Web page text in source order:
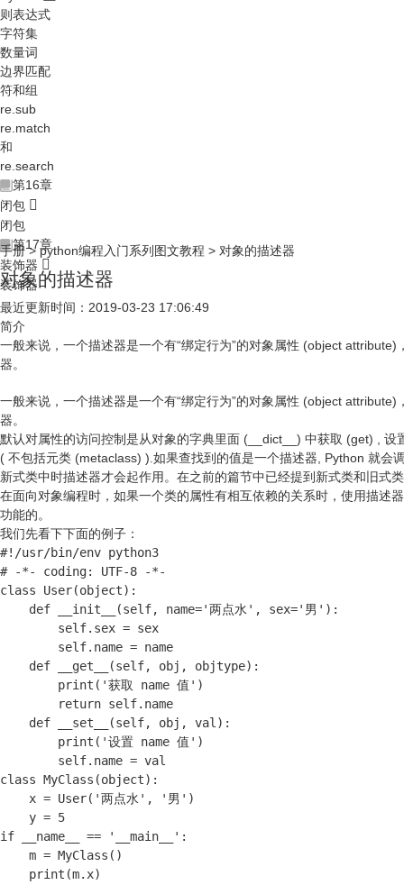
则表达式
字符集
数量词
边界匹配
符和组
re.sub
re.match
和
re.search
第16章
闭包
闭包
第17章
装饰器
装饰器
手册 > python编程入门系列图文教程 > 对象的描述器
对象的描述器
最近更新时间：2019-03-23 17:06:49
简介
一般来说，一个描述器是一个有“绑定行为”的对象属性 (object
器。
一般来说，一个描述器是一个有“绑定行为”的对象属性 (object
器。
默认对属性的访问控制是从对象的字典里面 (__dict__) 中获取 (get) ,
( 不包括元类 (metaclass) ).如果查找到的值是一个描述器, Python 就会
新式类中时描述器才会起作用。在之前的篇节中已经提到新式类和旧
在面向对象编程时，如果一个类的属性有相互依赖的关系时，使用描
功能的。
我们先看下下面的例子：
#!/usr/bin/env python3
# -*- coding: UTF-8 -*-
class User(object):
def __init__(self, name='两点水', sex='男'):
self.sex = sex
self.name = name
def __get__(self, obj, objtype):
print('获取 name 值')
return self.name
def __set__(self, obj, val):
print('设置 name 值')
self.name = val
class MyClass(object):
x = User('两点水', '男')
y = 5
if __name__ == '__main__':
m = MyClass()
print(m.x)